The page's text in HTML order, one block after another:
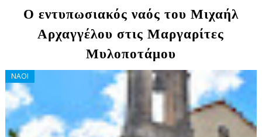
Ο εντυπωσιακός ναός του Μιχαήλ
Αρχαγγέλου στις Μαργαρίτες
Μυλοποτάμου
ΝΑΟΙ